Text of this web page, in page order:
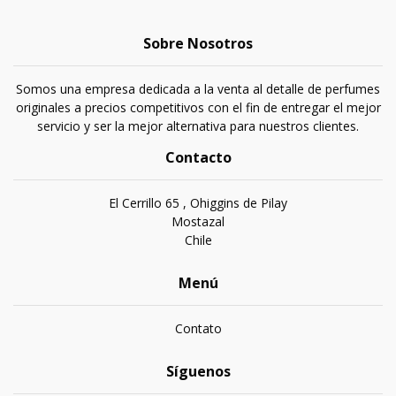
Sobre Nosotros
Somos una empresa dedicada a la venta al detalle de perfumes
originales a precios competitivos con el fin de entregar el mejor
servicio y ser la mejor alternativa para nuestros clientes.
Contacto
El Cerrillo 65 , Ohiggins de Pilay
Mostazal
Chile
Menú
Contato
Síguenos